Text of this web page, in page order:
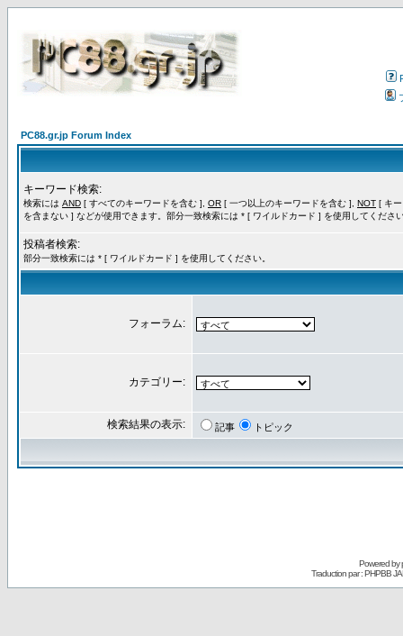
PC88.gr.jp Forum Index
キーワード検索:
検索には AND [ すべてのキーワードを含む ], OR [ 一つ以上のキーワードを含む ], NOT [ キ
を含まない ] などが使用できます。部分一致検索には * [ ワイルドカード ] を使用してくださ
投稿者検索:
部分一致検索には * [ ワイルドカード ] を使用してください。
フォーラム:
カテゴリー:
検索結果の表示: 記事 トピック
Powered by
Traduction par : PHPBB